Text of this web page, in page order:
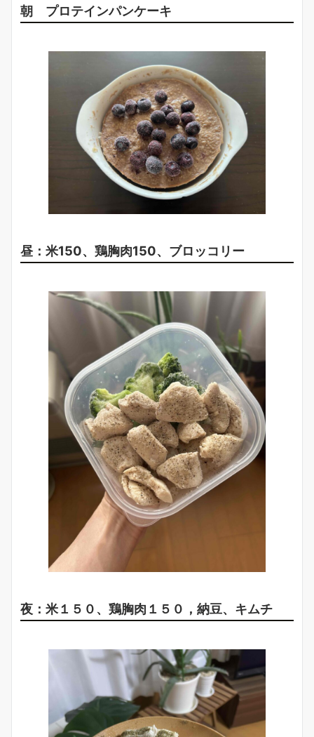
朝 プロテインパンケーキ
昼：米150、鶏胸肉150、ブロッコリー
夜：米１５０、鶏胸肉１５０，納豆、キムチ